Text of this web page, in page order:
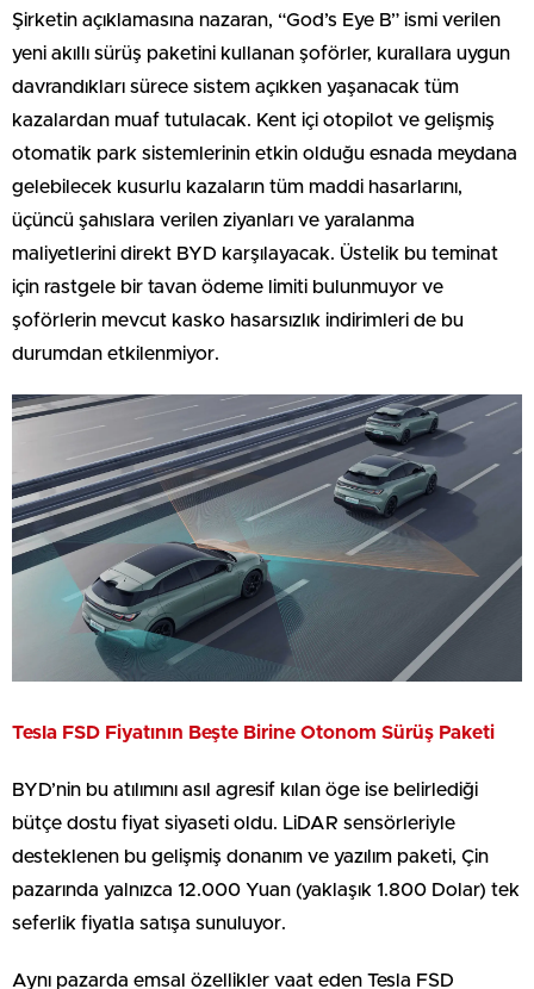
Şirketin açıklamasına nazaran, “God’s Eye B” ismi verilen
yeni akıllı sürüş paketini kullanan şoförler, kurallara uygun
davrandıkları sürece sistem açıkken yaşanacak tüm
kazalardan muaf tutulacak. Kent içi otopilot ve gelişmiş
otomatik park sistemlerinin etkin olduğu esnada meydana
gelebilecek kusurlu kazaların tüm maddi hasarlarını,
üçüncü şahıslara verilen ziyanları ve yaralanma
maliyetlerini direkt BYD karşılayacak. Üstelik bu teminat
için rastgele bir tavan ödeme limiti bulunmuyor ve
şoförlerin mevcut kasko hasarsızlık indirimleri de bu
durumdan etkilenmiyor.
Tesla FSD Fiyatının Beşte Birine Otonom Sürüş Paketi
BYD’nin bu atılımını asıl agresif kılan öge ise belirlediği
bütçe dostu fiyat siyaseti oldu. LiDAR sensörleriyle
desteklenen bu gelişmiş donanım ve yazılım paketi, Çin
pazarında yalnızca 12.000 Yuan (yaklaşık 1.800 Dolar) tek
seferlik fiyatla satışa sunuluyor.
Aynı pazarda emsal özellikler vaat eden Tesla FSD